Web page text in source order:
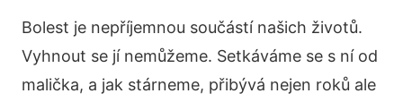
Bolest je nepříjemnou součástí našich životů.
Vyhnout se jí nemůžeme. Setkáváme se s ní od
malička, a jak stárneme, přibývá nejen roků ale